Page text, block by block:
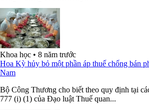
Khoa học • 8 năm trước
Hoa Kỳ hủy bỏ một phần áp thuế chống bán
Nam
Bộ Công Thương cho biết theo quy định tại
777 (i) (1) của Đạo luật Thuế quan...